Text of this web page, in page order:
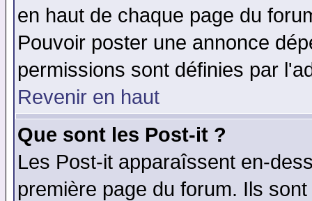
en haut de chaque page du
Pouvoir poster une annonce
permissions sont définies par
Revenir en haut
Que sont les Post-it ?
Les Post-it apparaîssent en-
première page du forum. Ils